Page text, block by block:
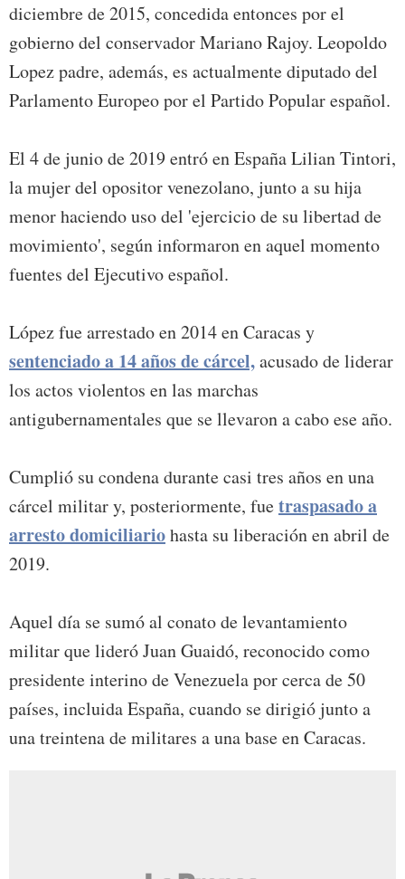
diciembre de 2015, concedida entonces por el
gobierno del conservador Mariano Rajoy. Leopoldo
Lopez padre, además, es actualmente diputado del
Parlamento Europeo por el Partido Popular español.
El 4 de junio de 2019 entró en España Lilian Tintori,
la mujer del opositor venezolano, junto a su hija
menor haciendo uso del 'ejercicio de su libertad de
movimiento', según informaron en aquel momento
fuentes del Ejecutivo español.
López fue arrestado en 2014 en Caracas y
sentenciado a 14 años de cárcel,acusado de liderar
los actos violentos en las marchas
antigubernamentales que se llevaron a cabo ese año.
Cumplió su condena durante casi tres años en una
cárcel militar y, posteriormente, fuetraspasado a
arresto domiciliariohasta su liberación en abril de
2019.
Aquel día se sumó al conato de levantamiento
militar que lideró Juan Guaidó, reconocido como
presidente interino de Venezuela por cerca de 50
países, incluida España, cuando se dirigió junto a
una treintena de militares a una base en Caracas.